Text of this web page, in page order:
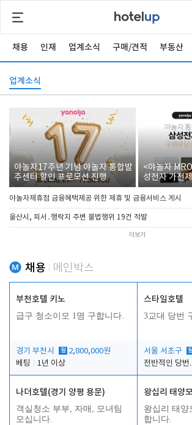
채용 인재 업계소식 구매/견적 부동산
업계소식
야놀자17주년 기념 야놀자 통합발
주센터 할인 프로모션 진행
<야놀자
성전자 가전
야놀자제휴점 금융혜택제공 위한 제휴 및 금융서비스 게시
울산시, 피서․행락지 주변 불법행위 19건 적발
더보기
채용 메인박스
부천호텔 키노
급구 청소이모 1명 구합니다.
경기 부천시 월 2,800,000원
베팅
1년 이상
스타일호텔
3교대 당번
서울 서초구 월
전반
나더호텔(경기 양평 용문)
객실청소 부부, 자매, 모녀팀
모십니다.
왕십리 태양
왕십리 태양
합니다.